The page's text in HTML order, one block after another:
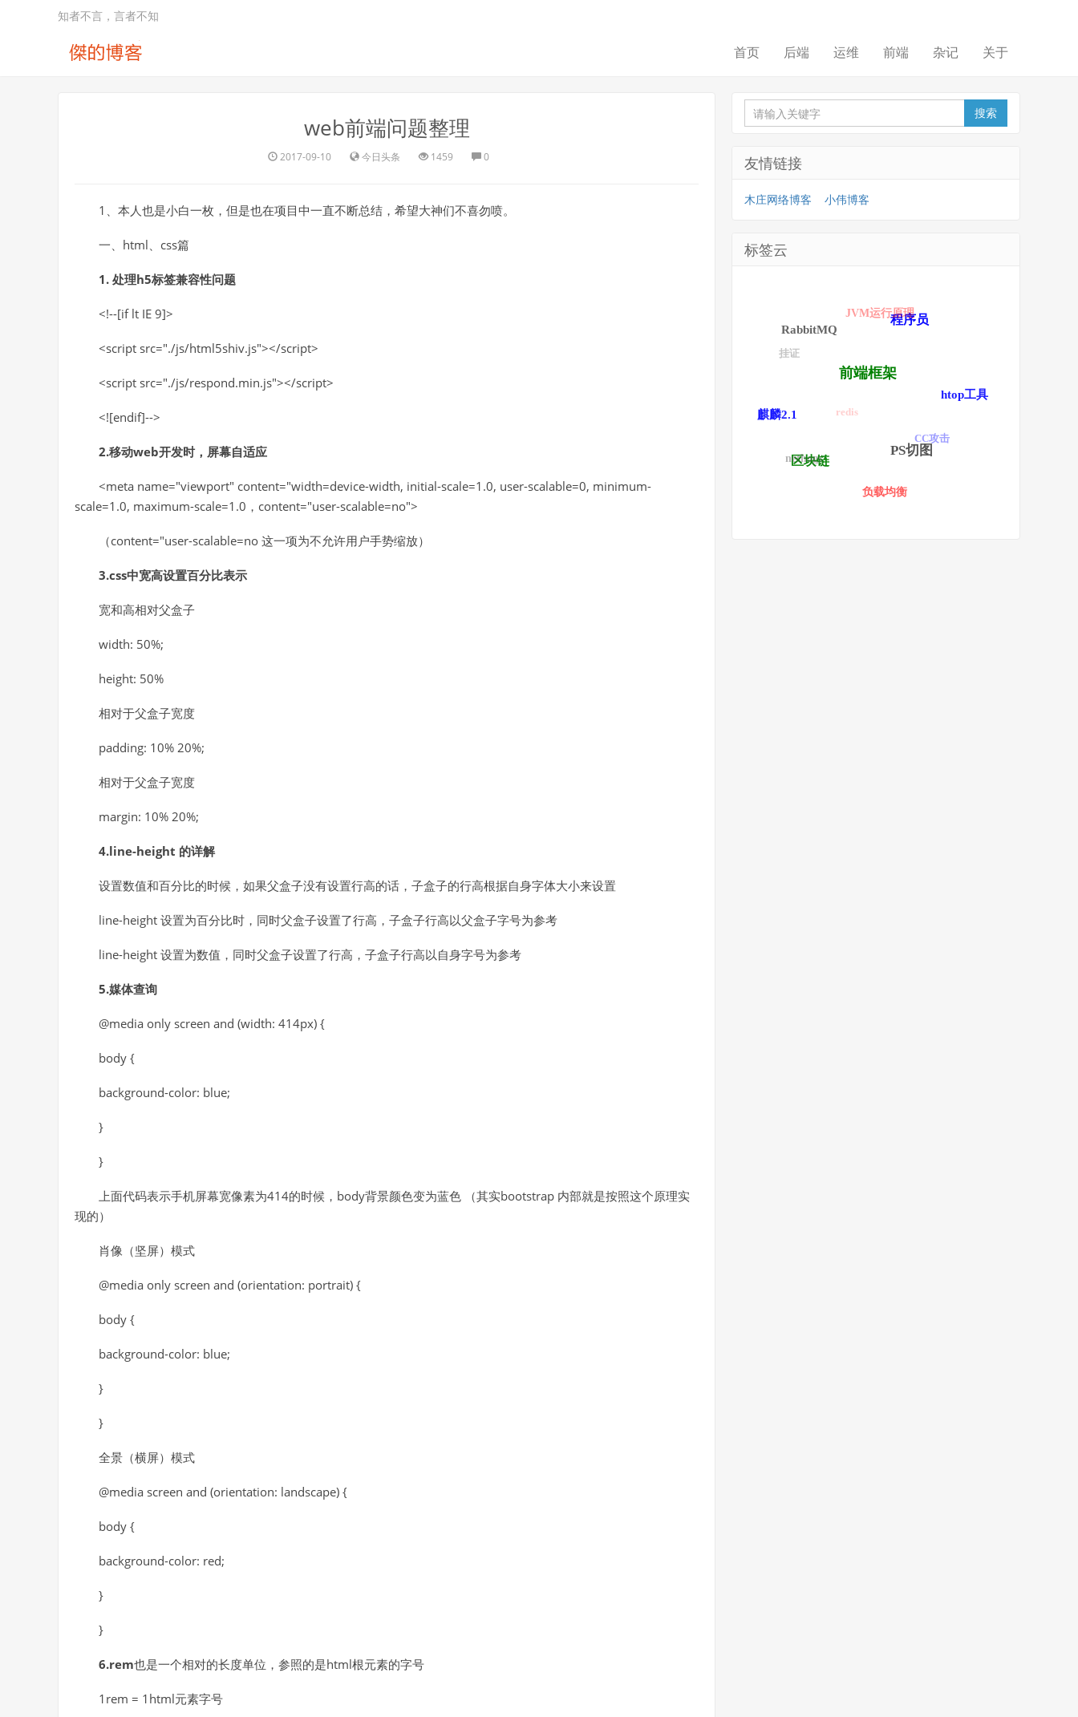
知者不言，言者不知
首页 后端 运维 前端 杂记 关于
web前端问题整理
2017-09-10 今日头条 1459 0
1、本人也是小白一枚，但是也在项目中一直不断总结，希望大神们不喜勿喷。
一、html、css篇
1. 处理h5标签兼容性问题
<!--[if lt IE 9]>
<script src="./js/html5shiv.js"></script>
<script src="./js/respond.min.js"></script>
<![endif]-->
2.移动web开发时，屏幕自适应
<meta name="viewport" content="width=device-width, initial-scale=1.0, user-scalable=0, minimum-
scale=1.0, maximum-scale=1.0，content="user-scalable=no">
（content="user-scalable=no 这一项为不允许用户手势缩放）
3.css中宽高设置百分比表示
宽和高相对父盒子
width: 50%;
height: 50%
相对于父盒子宽度
padding: 10% 20%;
相对于父盒子宽度
margin: 10% 20%;
4.line-height 的详解
设置数值和百分比的时候，如果父盒子没有设置行高的话，子盒子的行高根据自身字体大小来设置
line-height 设置为百分比时，同时父盒子设置了行高，子盒子行高以父盒子字号为参考
line-height 设置为数值，同时父盒子设置了行高，子盒子行高以自身字号为参考
5.媒体查询
@media only screen and (width: 414px) {
body {
background-color: blue;
}
}
上面代码表示手机屏幕宽像素为414的时候，body背景颜色变为蓝色 （其实bootstrap 内部就是按照这个原理实
现的）
肖像（坚屏）模式
@media only screen and (orientation: portrait) {
body {
background-color: blue;
}
}
全景（横屏）模式
@media screen and (orientation: landscape) {
body {
background-color: red;
}
}
6.rem也是一个相对的长度单位，参照的是html根元素的字号
1rem = 1html元素字号
友情链接
木庄网络博客 小伟博客
标签云
redis
PS切图
麒麟2.1
区块链
挂证
nethogs
htop工具
前端框架
RabbitMQ
负载均衡
程序员
CC攻击
JVM运行原理